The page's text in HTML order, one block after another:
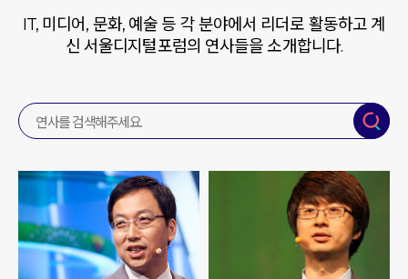
IT, 미디어, 문화, 예술 등 각 분야에서 리더로 활동하고 계
신 서울디지털포럼의 연사들을 소개합니다.